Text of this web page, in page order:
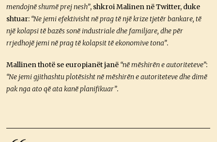
mendojnë shumë prej nesh”, shkroi Malinen në Twitter, duke
shtuar: “Ne jemi efektivisht në prag të një krize tjetër bankare, të
një kolapsi të bazës sonë industriale dhe familjare, dhe për
rrjedhojë jemi në prag të kolapsit të ekonomive tona”.
Mallinen thotë se europianët janë “në mëshirën e autoriteteve”:
“Ne jemi gjithashtu plotësisht në mëshirën e autoriteteve dhe dimë
pak nga ato që ata kanë planifikuar”.